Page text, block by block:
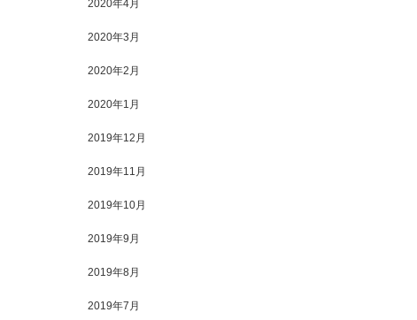
2020年4月
2020年3月
2020年2月
2020年1月
2019年12月
2019年11月
2019年10月
2019年9月
2019年8月
2019年7月